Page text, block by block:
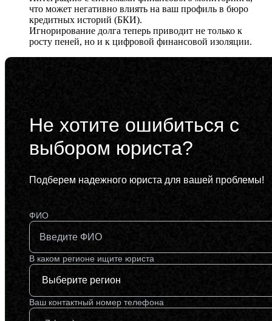
что может негативно влиять на ваш профиль в бюро
кредитных историй (БКИ).
Игнорирование долга теперь приводит не только к
росту пеней, но и к цифровой финансовой изоляции.
Не хотите ошибиться с
выбором юриста?
Подберем надежного юриста для вашей проблемы!
ФИО
В каком регионе ищите юриста
Ваш контактный номер телефона